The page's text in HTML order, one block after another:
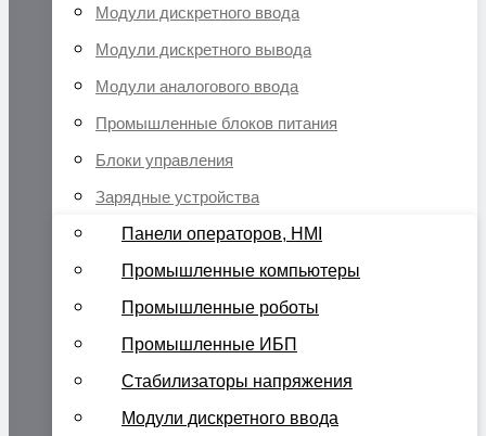
Модули дискретного ввода
Модули дискретного вывода
Модули аналогового ввода
Промышленные блоков питания
Блоки управления
Зарядные устройства
Панели операторов, HMI
Промышленные компьютеры
Промышленные роботы
Промышленные ИБП
Стабилизаторы напряжения
Модули дискретного ввода